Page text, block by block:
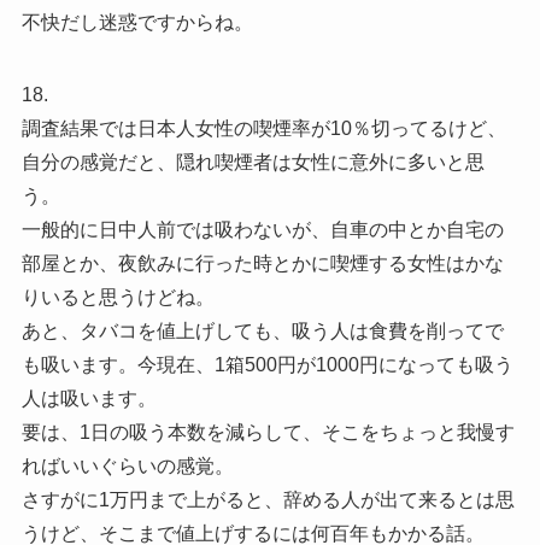
不快だし迷惑ですからね。
18.
調査結果では日本人女性の喫煙率が10％切ってるけど、
自分の感覚だと、隠れ喫煙者は女性に意外に多いと思
う。
一般的に日中人前では吸わないが、自車の中とか自宅の
部屋とか、夜飲みに行った時とかに喫煙する女性はかな
りいると思うけどね。
あと、タバコを値上げしても、吸う人は食費を削ってで
も吸います。今現在、1箱500円が1000円になっても吸う
人は吸います。
要は、1日の吸う本数を減らして、そこをちょっと我慢す
ればいいぐらいの感覚。
さすがに1万円まで上がると、辞める人が出て来るとは思
うけど、そこまで値上げするには何百年もかかる話。